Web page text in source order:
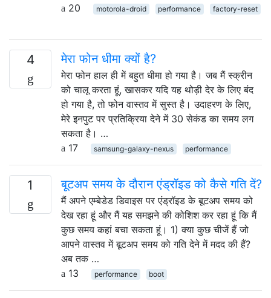
20
motorola-droid performance factory-reset
4 मेरा फोन धीमा क्यों है?
मेरा फोन हाल ही में बहुत धीमा हो गया है। जब मैं स्क्रीन
को चालू करता हूं, खासकर यदि यह थोड़ी देर के लिए बंद
हो गया है, तो फोन वास्तव में सुस्त है। उदाहरण के लिए,
मेरे इनपुट पर प्रतिक्रिया देने में 30 सेकंड का समय लग
सकता है। …
17
samsung-galaxy-nexus performance
1 बूटअप समय के दौरान एंड्रॉइड को कैसे गति दें?
मैं अपने एम्बेडेड डिवाइस पर एंड्रॉइड के बूटअप समय को
देख रहा हूं और मैं यह समझने की कोशिश कर रहा हूं कि मैं
कुछ समय कहां बचा सकता हूं। 1) क्या कुछ चीजें हैं जो
आपने वास्तव में बूटअप समय को गति देने में मदद की हैं?
अब तक …
13
performance boot